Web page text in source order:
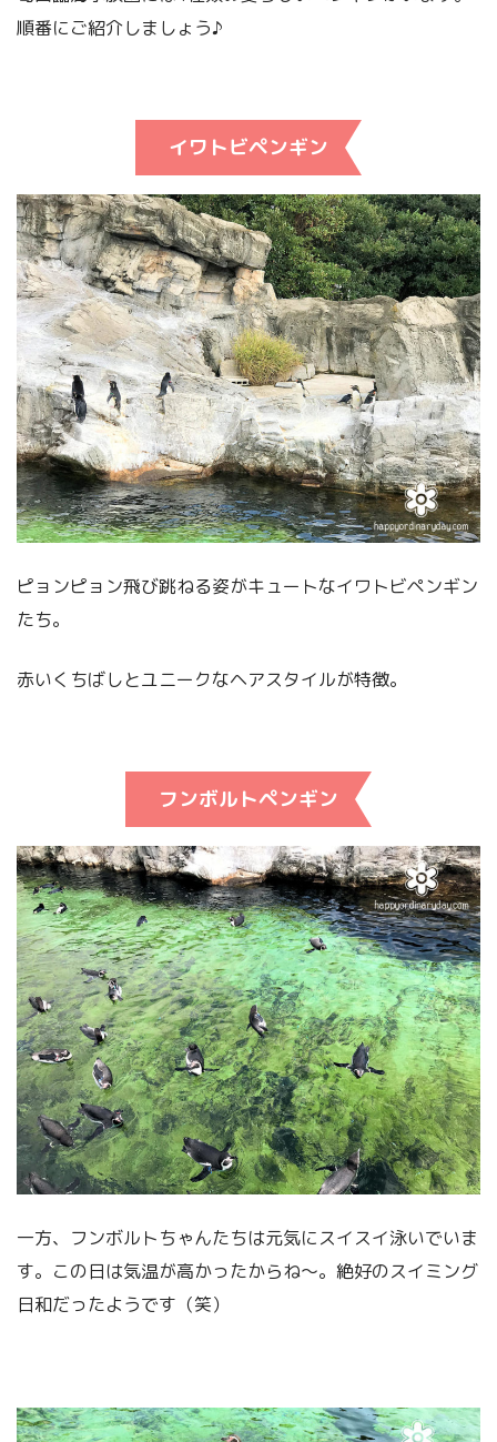
順番にご紹介しましょう♪
イワトビペンギン
ピョンピョン飛び跳ねる姿がキュートなイワトビペンギン
たち。
赤いくちばしとユニークなヘアスタイルが特徴。
フンボルトペンギン
一方、フンボルトちゃんたちは元気にスイスイ泳いでいま
す。この日は気温が高かったからね～。絶好のスイミング
日和だったようです（笑）